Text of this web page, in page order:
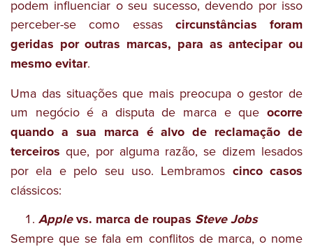
podem influenciar o seu sucesso, devendo por isso
perceber-se como essas circunstâncias foram
geridas por outras marcas, para as antecipar ou
mesmo evitar.
Uma das situações que mais preocupa o gestor de
um negócio é a disputa de marca e que ocorre
quando a sua marca é alvo de reclamação de
terceiros que, por alguma razão, se dizem lesados
por ela e pelo seu uso. Lembramos cinco casos
clássicos:
Applevs. marca de roupas Steve Jobs
Sempre que se fala em conflitos de marca, o nome